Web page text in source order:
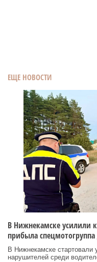
ЕЩЕ НОВОСТИ
В Нижнекамске усилили
прибыла
В Нижнекамске
нарушителей среди